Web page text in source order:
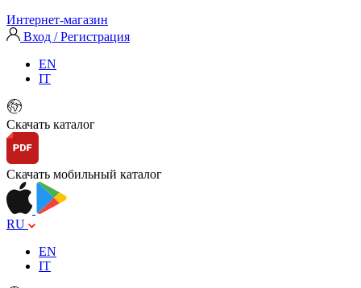
Интернет-магазин
Вход / Регистрация
EN
IT
Скачать каталог
Скачать мобильный каталог
RU
EN
IT